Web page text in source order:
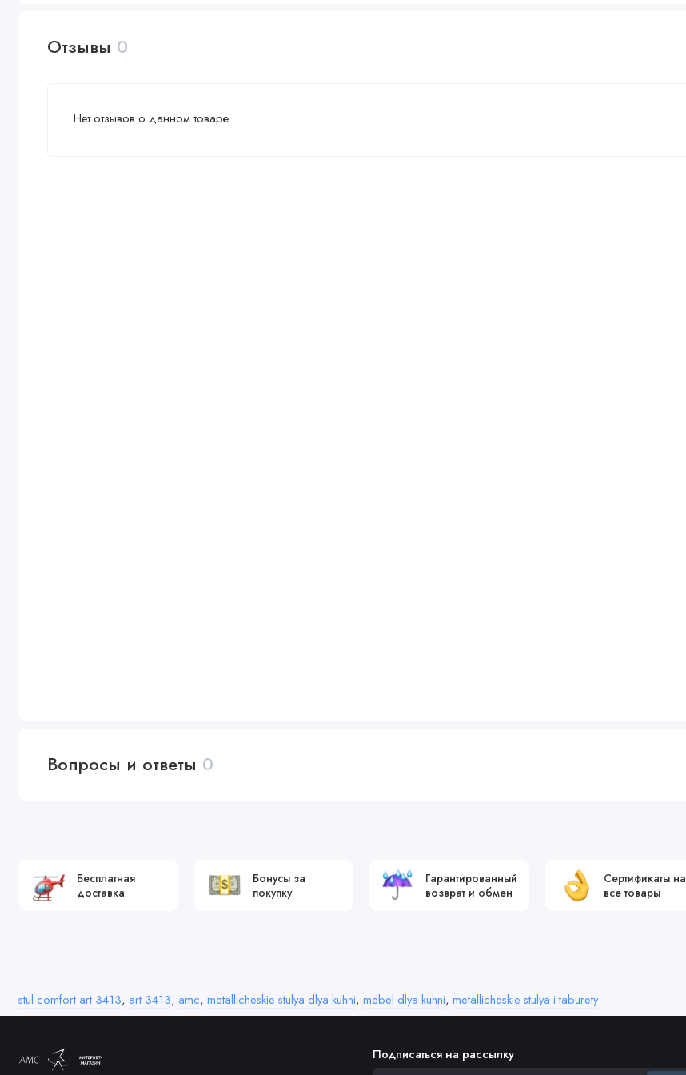
Отзывы 0
Нет отзывов о данном товаре.
Вопросы и ответы 0
Бесплатная
доставка
Бонусы за
покупку
Гарантированный
возврат и обмен
Сертификаты на
все товары
stul comfort art 3413, art 3413, amc, metallicheskie stulya dlya kuhni, mebel dlya kuhni, metallicheskie stulya i taburety
Подписаться на рассылку